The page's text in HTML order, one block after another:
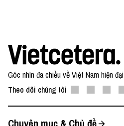
Góc nhìn đa chiều về Việt Nam hiện đại
Theo dõi chúng tôi
Chuyên mục & Chủ đề